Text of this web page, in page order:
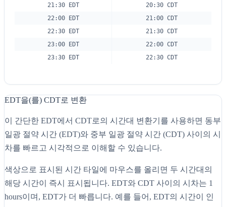
21:30 EDT
20:30 CDT
22:00 EDT
21:00 CDT
22:30 EDT
21:30 CDT
23:00 EDT
22:00 CDT
23:30 EDT
22:30 CDT
EDT을(를) CDT로 변환
이 간단한 EDT에서 CDT로의 시간대 변환기를 사용하면 동부
일광 절약 시간 (EDT)와 중부 일광 절약 시간 (CDT) 사이의 시
차를 빠르고 시각적으로 이해할 수 있습니다.
색상으로 표시된 시간 타일에 마우스를 올리면 두 시간대의
해당 시간이 즉시 표시됩니다. EDT와 CDT 사이의 시차는 1
hours이며, EDT가 더 빠릅니다. 예를 들어, EDT의 시간이 인